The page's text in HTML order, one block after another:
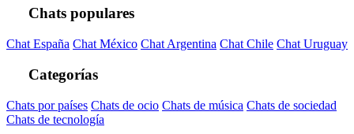
Chats populares
Chat España Chat México Chat Argentina Chat Chile Chat Uruguay
Categorías
Chats por países Chats de ocio Chats de música Chats de sociedad
Chats de tecnología